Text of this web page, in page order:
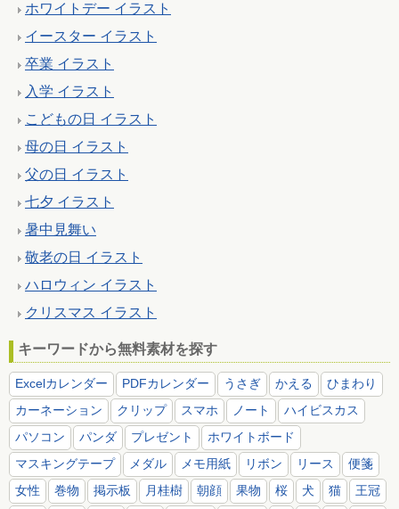
ホワイトデー イラスト
イースター イラスト
卒業 イラスト
入学 イラスト
こどもの日 イラスト
母の日 イラスト
父の日 イラスト
七夕 イラスト
暑中見舞い
敬老の日 イラスト
ハロウィン イラスト
クリスマス イラスト
キーワードから無料素材を探す
Excelカレンダー PDFカレンダー うさぎ かえる
ひまわり
カーネーション
クリップ スマホ ノート
ハイビスカス
パソコン
パンダ プレゼント
ホワイトボード
マスキングテープ
メダル メモ用紙 リボン リース
便箋
女性
巻物 掲示板 月桂樹 朝顔 果物 桜 犬 猫 王冠